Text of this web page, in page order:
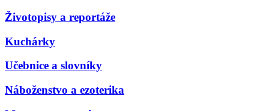
Životopisy a reportáže
Kuchárky
Učebnice a slovníky
Náboženstvo a ezoterika